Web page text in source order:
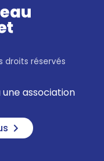
droits réservés
association